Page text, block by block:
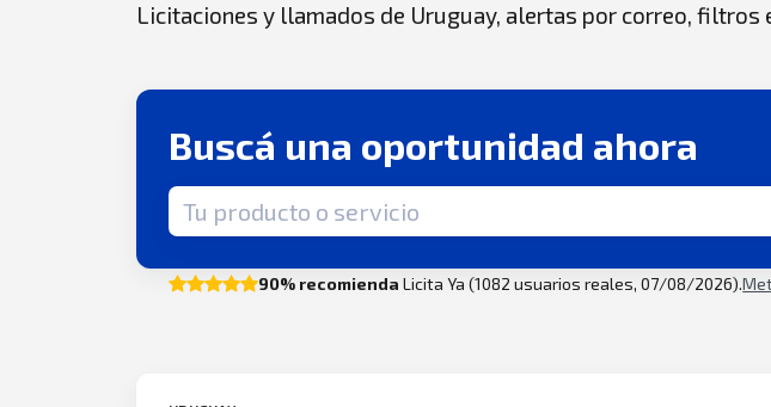
Licitaciones y llamados de Uruguay, alertas por correo, filtros
Buscá una oportunidad ahora
Término de búsqueda
90% recomienda Licita Ya (1082 usuarios reales, 07/08/2026).